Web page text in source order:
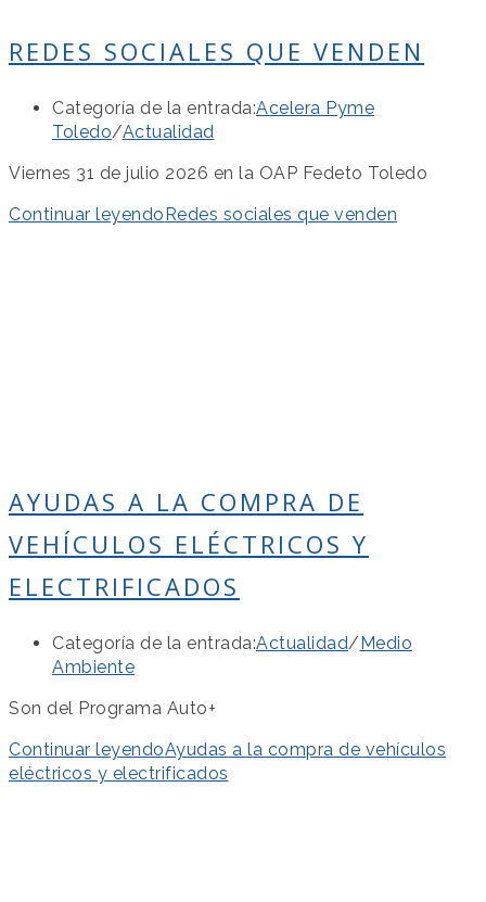
REDES SOCIALES QUE VENDEN
Categoría de la entrada:Acelera Pyme
Toledo/Actualidad
Viernes 31 de julio 2026 en la OAP Fedeto Toledo
Continuar leyendoRedes sociales que venden
AYUDAS A LA COMPRA DE
VEHÍCULOS ELÉCTRICOS Y
ELECTRIFICADOS
Categoría de la entrada:Actualidad/Medio
Ambiente
Son del Programa Auto+
Continuar leyendoAyudas a la compra de vehículos
eléctricos y electrificados